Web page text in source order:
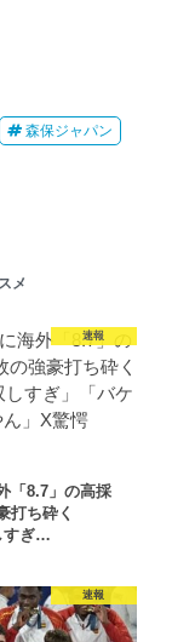
森保ジャパン
メ
速報
「8.7」の高採
打ち砕く
すぎ…
速報